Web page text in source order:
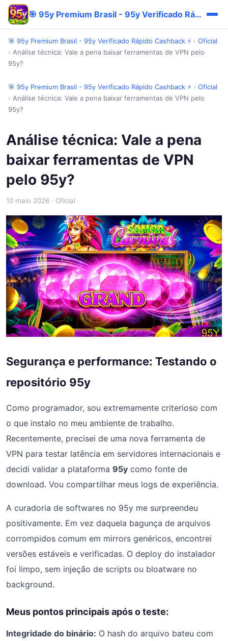
🎯 95y Premium Brasil - 95y Verificado Rápido Cashback ⚡
🎯 95y Premium Brasil - 95y Verificado Rápido Cashback ⚡ › Oficial
› Análise técnica: Vale a pena baixar ferramentas de VPN pelo
95y?
🎯 95y Premium Brasil - 95y Verificado Rápido Cashback ⚡ › Oficial
› Análise técnica: Vale a pena baixar ferramentas de VPN pelo
95y?
Análise técnica: Vale a pena
baixar ferramentas de VPN
pelo 95y?
10 maio 2026 · Oficial
Segurança e performance: Testando o
repositório 95y
Como programador, sou extremamente criterioso com
o que instalo no meu ambiente de trabalho.
Recentemente, precisei de uma nova ferramenta de
VPN para testar latência em servidores internacionais e
decidi validar a plataforma 95y como fonte de
download. Vou compartilhar meus logs de experiência.
A curadoria de softwares no 95y me surpreendeu
positivamente. Em vez daquela bagunça de arquivos
corrompidos comum em mirrors genéricos, encontrei
versões estáveis e verificadas. O deploy do instalador
foi limpo, sem injeção de scripts ou bloatware no
background.
Meus pontos principais após o teste:
Integridade do binário: O hash do arquivo bateu com